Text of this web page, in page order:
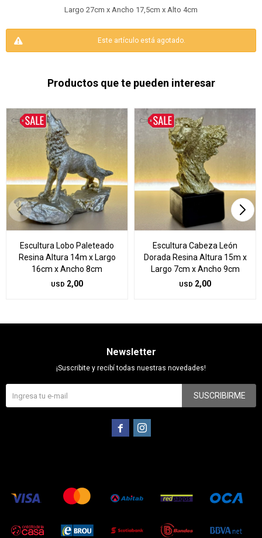
Largo 27cm x Ancho 17,5cm x Alto 4cm
Este artículo está agotado.
Productos que te pueden interesar
Escultura Lobo Paleteado
Resina Altura 14m x Largo
16cm x Ancho 8cm
USD 2,00
Escultura Cabeza León
Dorada Resina Altura 15m x
Largo 7cm x Ancho 9cm
USD 2,00
Newsletter
¡Suscribite y recibí todas nuestras novedades!
SUSCRIBIRME
 